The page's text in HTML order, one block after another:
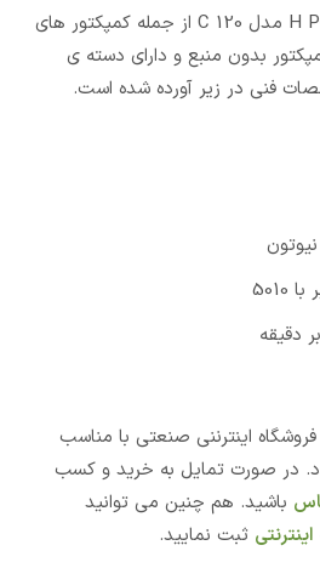
کمپکتور صفحه ای H POWER مدل C 120 از جمله کمپکتور های
بدون منبع و دارای دسته ی
فنی در زیر آورده شده است.
فروشگاه اینترننی صنعتی با مناسب
در صورت تمایل به خرید و کسب
باشید. هم چنین می توانید
اینترنتی ثبت نمایید.